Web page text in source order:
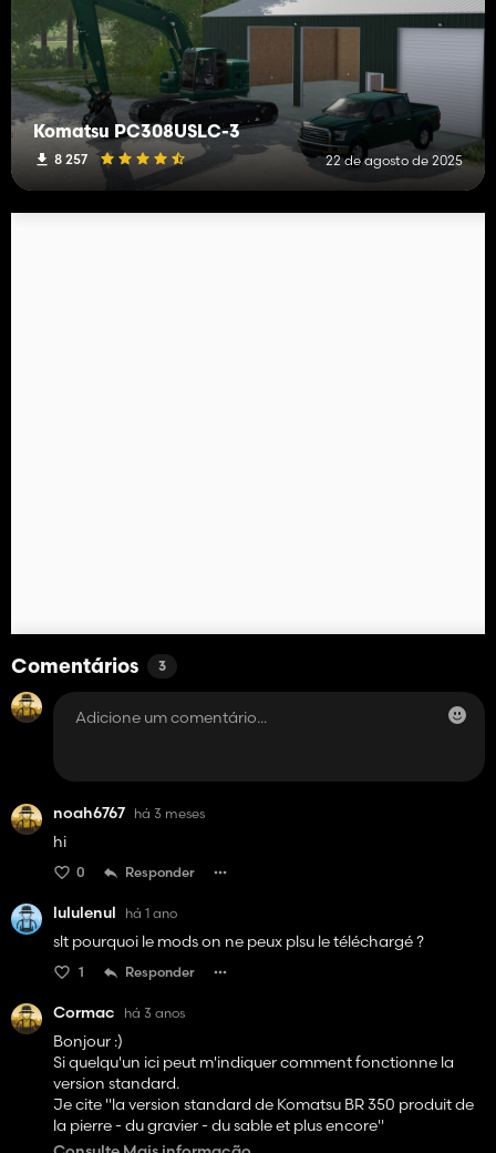
Komatsu PC308USLC-3
8 257 22 de agosto de 2025
Comentários 3
noah6767 há 3 meses
hi
0 Responder
lululenul há 1 ano
slt pourquoi le mods on ne peux plsu le téléchargé ?
1 Responder
Cormac há 3 anos
Bonjour :)
Si quelqu'un ici peut m'indiquer comment fonctionne la
version standard.
Je cite "la version standard de Komatsu BR 350 produit de
la pierre - du gravier - du sable et plus encore"
La machine se met bien en marche lorsque je l'active, mais